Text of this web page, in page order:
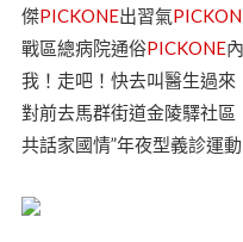
傑PICKONE出習氣
戰區總病院通俗PICKONE
我！走吧！快去叫醫生過來
對前去馬群街道金陵驛社區
共話家國情”年夜型義診運動